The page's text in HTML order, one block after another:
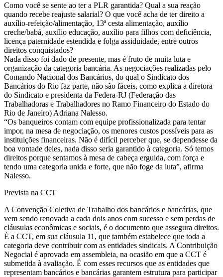
Como você se sente ao ter a PLR garantida? Qual a sua reação
quando recebe reajuste salarial? O que você acha de ter direito a
auxílio-refeição/alimentação, 13ª cesta alimentação, auxílio
creche/babá, auxílio educação, auxílio para filhos com deficiência,
licença paternidade estendida e folga assiduidade, entre outros
direitos conquistados?
Nada disso foi dado de presente, mas é fruto de muita luta e
organização da categoria bancária. As negociações realizadas pelo
Comando Nacional dos Bancários, do qual o Sindicato dos
Bancários do Rio faz parte, não são fáceis, como explica a diretora
do Sindicato e presidenta da Federa-RJ (Federação das
Trabalhadoras e Trabalhadores no Ramo Financeiro do Estado do
Rio de Janeiro) Adriana Nalesso.
“Os banqueiros contam com equipe profissionalizada para tentar
impor, na mesa de negociação, os menores custos possíveis para as
instituições financeiras. Não é difícil perceber que, se dependesse da
boa vontade deles, nada disso seria garantido à categoria. Só temos
direitos porque sentamos à mesa de cabeça erguida, com força e
tendo uma categoria unida e forte, que não foge da luta”, afirma
Nalesso.
Prevista na CCT
A Convenção Coletiva de Trabalho dos bancários e bancárias, que
vem sendo renovada a cada dois anos com sucesso e sem perdas de
cláusulas econômicas e sociais, é o documento que assegura direitos.
É a CCT, em sua cláusula 11, que também estabelece que toda a
categoria deve contribuir com as entidades sindicais. A Contribuição
Negocial é aprovada em assembleia, na ocasião em que a CCT é
submetida à avaliação. É com esses recursos que as entidades que
representam bancários e bancárias garantem estrutura para participar